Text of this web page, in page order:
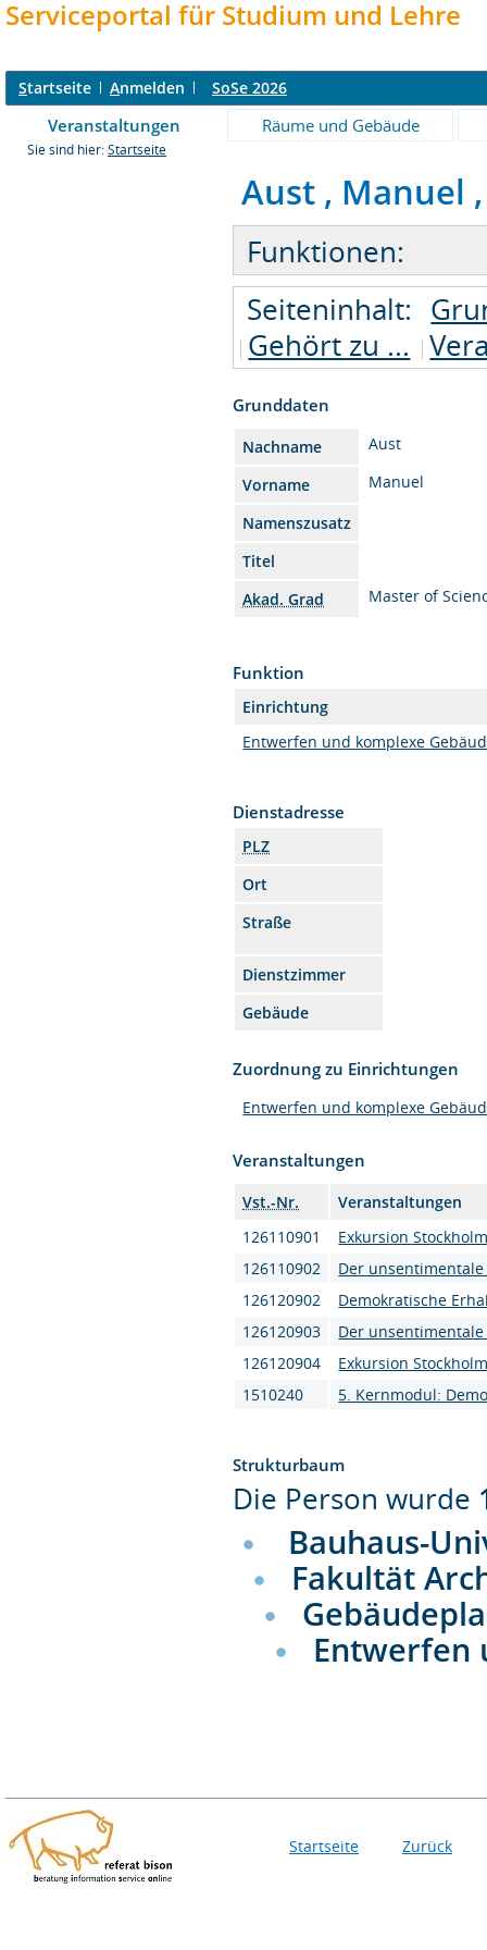
Serviceportal für Studium und Lehre
Startseite Anmelden SoSe 2026
Veranstaltungen Räume und Gebäude
Sie sind hier: Startseite
Aust , Manuel
Funktionen:
Seiteninhalt:
Gehört zu ...
Grunddaten
Nachname
Aust
Vorname
Manuel
Namenszusatz
Titel
Akad. Grad
Master of
Funktion
Einrichtung
Entwerfen und komplexe
Dienstadresse
PLZ
Ort
Straße
Dienstzimmer
Gebäude
Zuordnung zu Einrichtungen
Entwerfen und komplexe
Veranstaltungen
Vst.-Nr.
Veranstaltungen
126110901
Exkursion
126110902
Der
126120902
Demokratische
126120903
Der
126120904
Exkursion
1510240
5. Kernmodul:
Strukturbaum
Die Person wurde
Bauhaus-
Fakultät
Entwerfen
Startseite Zurück